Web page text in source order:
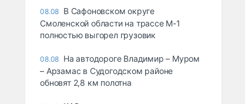
08.08 В Сафоновском округе
Смоленской области на трассе М-1
полностью выгорел грузовик
08.08 На автодороге Владимир – Муром
– Арзамас в Судогодском районе
обновят 2,8 км полотна